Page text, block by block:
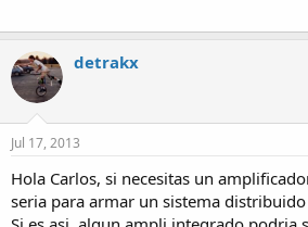
detrakx
Jul 17, 2013
Hola Carlos, si necesitas un
seria para armar un sistema distribuido